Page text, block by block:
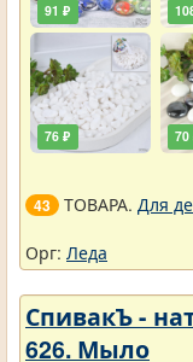
91 ₽
76 ₽ 70
43 ТОВАРА. Для
Орг: Леда
СпивакЪ -
626. Мыло